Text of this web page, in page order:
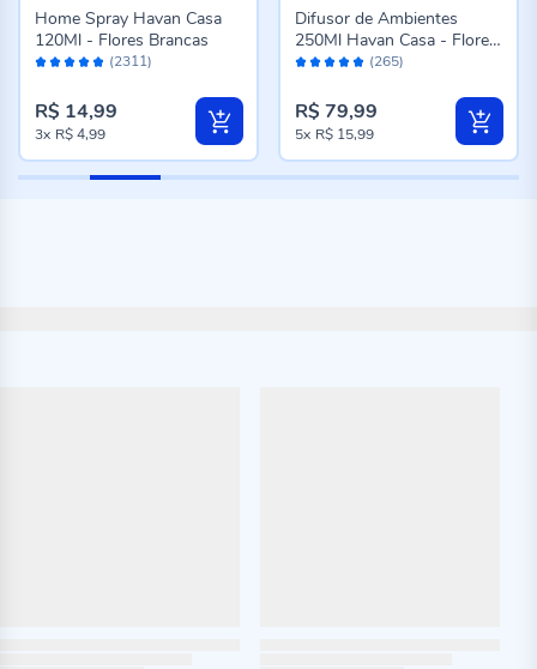
Avaliação: (2311)
Home Spray Havan Casa
120Ml - Flores Brancas
R$ 14,99
3x R$ 4,99
Avaliação: (265)
Difusor de Ambientes
250Ml Havan Casa - Flores
Brancas
R$ 79,99
5x R$ 15,99